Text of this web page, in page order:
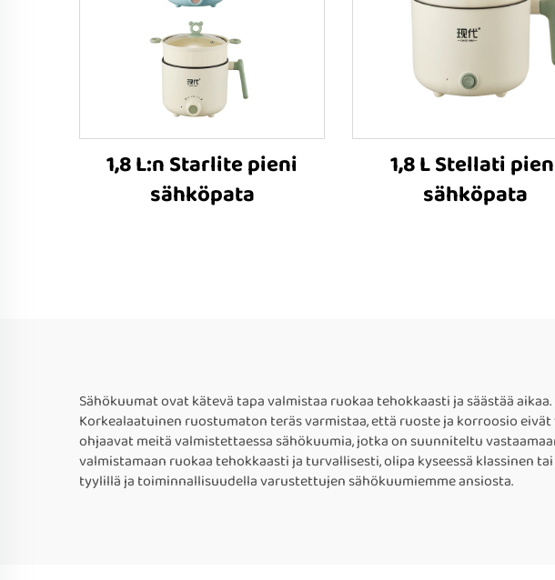
1,8 L:n Starlite pieni
sähköpata
1,8 L Stellati
sähköpata
Sähökuumat ovat kätevä tapa valmistaa ruokaa tehokkaasti ja säästää
Korkealaatuinen ruostumaton teräs varmistaa, että ruoste ja korroosio
ohjaavat meitä valmistettaessa sähökuumia, jotka on suunniteltu
valmistamaan ruokaa tehokkaasti ja turvallisesti, olipa kyseessä klassinen
tyylillä ja toiminnallisuudella varustettujen sähökuumiemme ansiosta.